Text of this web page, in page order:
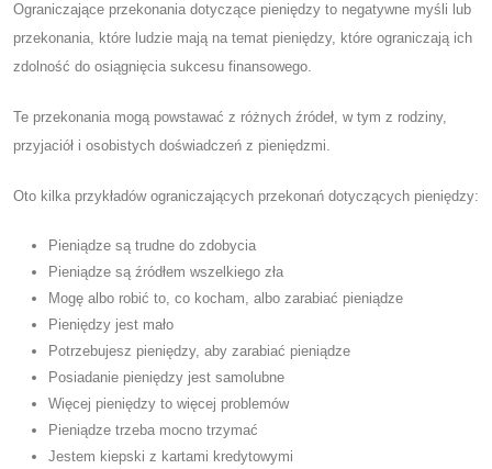
Ograniczające przekonania dotyczące pieniędzy to negatywne myśli lub
przekonania, które ludzie mają na temat pieniędzy, które ograniczają ich
zdolność do osiągnięcia sukcesu finansowego.
Te przekonania mogą powstawać z różnych źródeł, w tym z rodziny,
przyjaciół i osobistych doświadczeń z pieniędzmi.
Oto kilka przykładów ograniczających przekonań dotyczących pieniędzy:
Pieniądze są trudne do zdobycia
Pieniądze są źródłem wszelkiego zła
Mogę albo robić to, co kocham, albo zarabiać pieniądze
Pieniędzy jest mało
Potrzebujesz pieniędzy, aby zarabiać pieniądze
Posiadanie pieniędzy jest samolubne
Więcej pieniędzy to więcej problemów
Pieniądze trzeba mocno trzymać
Jestem kiepski z kartami kredytowymi